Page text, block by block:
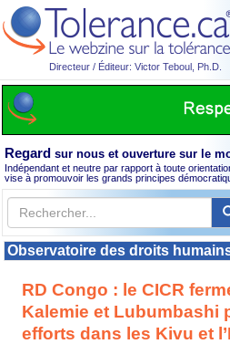
Directeur / Éditeur: Victor Teboul, Ph.D.
Regard sur nous et ouverture sur le
Indépendant et neutre par rapport à toute
vise à promouvoir les grands principes
Observatoire des droits
RD Congo : le CICR
Kalemie et Lubumbashi
efforts dans les Kivu et